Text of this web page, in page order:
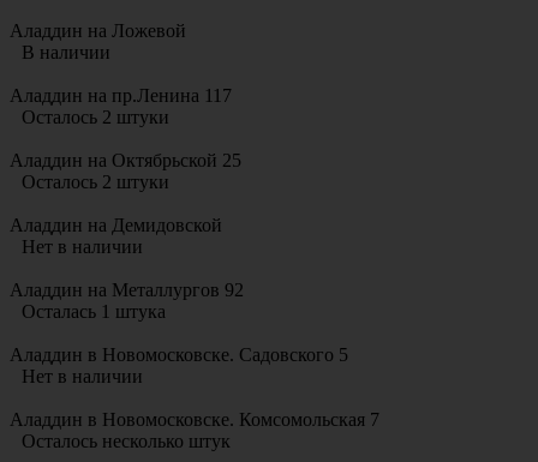
Аладдин на Ложевой
В наличии
Аладдин на пр.Ленина 117
Осталось 2 штуки
Аладдин на Октябрьской 25
Осталось 2 штуки
Аладдин на Демидовской
Нет в наличии
Аладдин на Металлургов 92
Осталась 1 штука
Аладдин в Новомосковске. Садовского 5
Нет в наличии
Аладдин в Новомосковске. Комсомольская 7
Осталось несколько штук